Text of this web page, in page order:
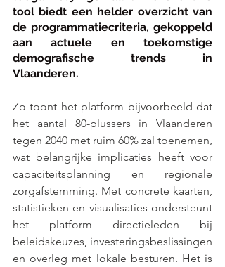
tool biedt een helder overzicht van
de programmatiecriteria, gekoppeld
aan actuele en toekomstige
demografische trends in
Vlaanderen.
Zo toont het platform bijvoorbeeld dat
het aantal 80-plussers in Vlaanderen
tegen 2040 met ruim 60% zal toenemen,
wat belangrijke implicaties heeft voor
capaciteitsplanning en regionale
zorgafstemming. Met concrete kaarten,
statistieken en visualisaties ondersteunt
het platform directieleden bij
beleidskeuzes, investeringsbeslissingen
en overleg met lokale besturen. Het is